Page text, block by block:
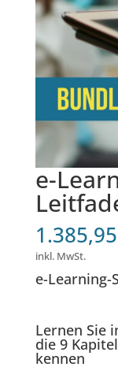
e-
1.385,95
inkl. MwSt.
e-Learning-
Lernen Sie
die 9
kennen